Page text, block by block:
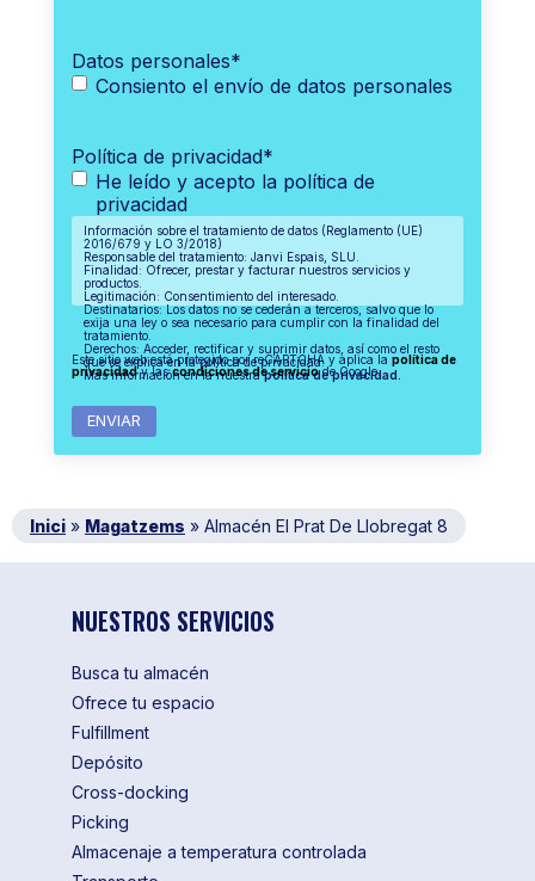
Datos personales*
Consiento el envío de datos personales
Política de privacidad*
He leído y acepto la política de
privacidad
Información sobre el tratamiento de datos (Reglamento (UE)
2016/679 y LO 3/2018)
Responsable del tratamiento: Janvi Espais, SLU.
Finalidad: Ofrecer, prestar y facturar nuestros servicios y
productos.
Legitimación: Consentimiento del interesado.
Destinatarios: Los datos no se cederán a terceros, salvo que lo
exija una ley o sea necesario para cumplir con la finalidad del
tratamiento.
Derechos: Acceder, rectificar y suprimir datos, así como el resto
que se explica en la política de privacidad.
Más información en la nuestrapolítica de privacidad.
Este sitio web está protegido por reCAPTCHA y aplica la política de
privacidady lascondiciones de serviciode Google.
Inici » Magatzems » Almacén El Prat De Llobregat 8
NUESTROS SERVICIOS
Busca tu almacén
Ofrece tu espacio
Fulfillment
Depósito
Cross-docking
Picking
Almacenaje a temperatura controlada